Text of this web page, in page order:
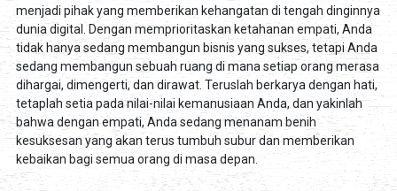
menjadi pihak yang memberikan kehangatan di tengah dinginnya
dunia digital. Dengan memprioritaskan ketahanan empati, Anda
tidak hanya sedang membangun bisnis yang sukses, tetapi Anda
sedang membangun sebuah ruang di mana setiap orang merasa
dihargai, dimengerti, dan dirawat. Teruslah berkarya dengan hati,
tetaplah setia pada nilai-nilai kemanusiaan Anda, dan yakinlah
bahwa dengan empati, Anda sedang menanam benih
kesuksesan yang akan terus tumbuh subur dan memberikan
kebaikan bagi semua orang di masa depan.